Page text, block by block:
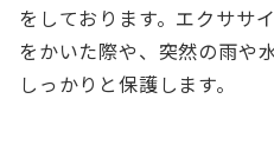
をしております。エクササ
をかいた際や、突然の雨や
しっかりと保護します。